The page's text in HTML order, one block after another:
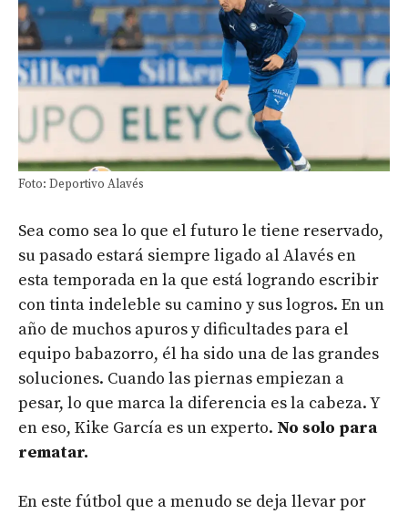
Foto: Deportivo Alavés
Sea como sea lo que el futuro le tiene reservado,
su pasado estará siempre ligado al Alavés en
esta temporada en la que está logrando escribir
con tinta indeleble su camino y sus logros. En un
año de muchos apuros y dificultades para el
equipo babazorro, él ha sido una de las grandes
soluciones. Cuando las piernas empiezan a
pesar, lo que marca la diferencia es la cabeza. Y
en eso, Kike García es un experto. No solo para
rematar.
En este fútbol que a menudo se deja llevar por